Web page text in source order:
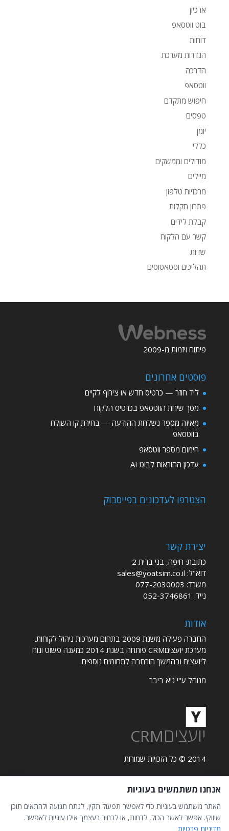
ארכיון
בוט ווטסאפ
דוחות
הגדרות מערכת
הדרכה
ווטסאפ
חיפוש מתקדם
טפסים
יומן
כללי
מודולים וממשקים
מיילים
מרכזיות טלפון
פתרון תקלות
קבלת לידים
קשר עם הלקוח
שדות
תהליכים וסטאטוסים
פיתוח ויזמות מ-2009
פוסטים אחרונים
ליד חוזר — כרטיס חדש או צירוף לקיים
מסך שיחת הווטסאפ בכרטיס הלקוח
מאיזה מספר נשלחת ההודעה — בחירת קו השולח
בווטסאפ
חימום מספר ווטסאפ
עדכון ההוראות לבוט AI
הצטרפו לעדכונים בפייסבוק
יצירת קשר
כתובת: חיפה, בני ברית 2
דוא"ל: sales@yoatsim.co.il
משרד: 077-2030003
נייד: 052-3746861
אודות
החברה פעילה משנת 2009 בתחום מערכות ניהול לקוחות.
מערכת יועציםCRM פותחה בשנת 2014 כמענה פשוט ונוח
ליועצים ובהמשך הורחבה לתחומים נוספים.
מנוהל ע"י גיא ביבר
יועציםCRM
2014 © כל הזכויות שמורות
תקנון אתר
פרטיות
הצהרת נגישות
אנחנו משתמשים בעוגיות
האתר משתמש בעוגיות כדי לאפשר תפעול תקין, לנתח תנועה ולהתאים תוכן
שיווקי. אפשר לאשר הכול, לדחות, או לבחור בעצמך אילו עוגיות לאפשר.
מדיניות פרטיות